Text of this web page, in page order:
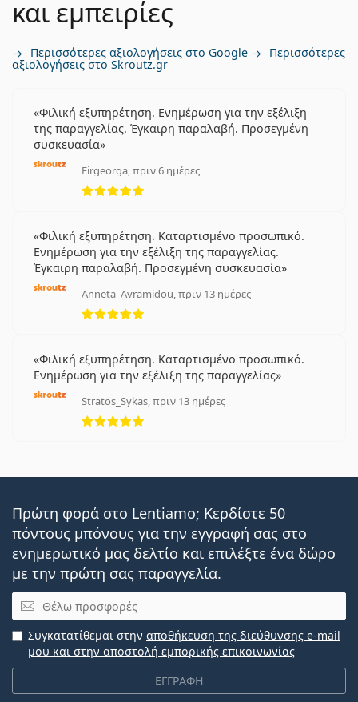
και εμπειρίες
Περισσότερες αξιολογήσεις στο Google Περισσότερες
αξιολογήσεις στο Skroutz.gr
Φιλική εξυπηρέτηση. Ενημέρωση για την εξέλιξη
της παραγγελίας. Έγκαιρη παραλαβή. Προσεγμένη
συσκευασία
Eirgeorga, πριν 6 ημέρες
5 αξιολογήσεις από 5
Φιλική εξυπηρέτηση. Καταρτισμένο προσωπικό.
Ενημέρωση για την εξέλιξη της παραγγελίας.
Έγκαιρη παραλαβή. Προσεγμένη συσκευασία
Anneta_Avramidou, πριν 13 ημέρες
5 αξιολογήσεις από 5
Φιλική εξυπηρέτηση. Καταρτισμένο προσωπικό.
Ενημέρωση για την εξέλιξη της παραγγελίας
Stratos_Sykas, πριν 13 ημέρες
5 αξιολογήσεις από 5
Πρώτη φορά στο Lentiamo; Κερδίστε 50
πόντους μπόνους για την εγγραφή σας στο
ενημερωτικό μας δελτίο και επιλέξτε ένα δώρο
με την πρώτη σας παραγγελία.
Email
ΕΓΓΡΑΦΗ
Συγκατατίθεμαι στην αποθήκευση της διεύθυνσης e-mail
μου και στην αποστολή εμπορικής επικοινωνίας